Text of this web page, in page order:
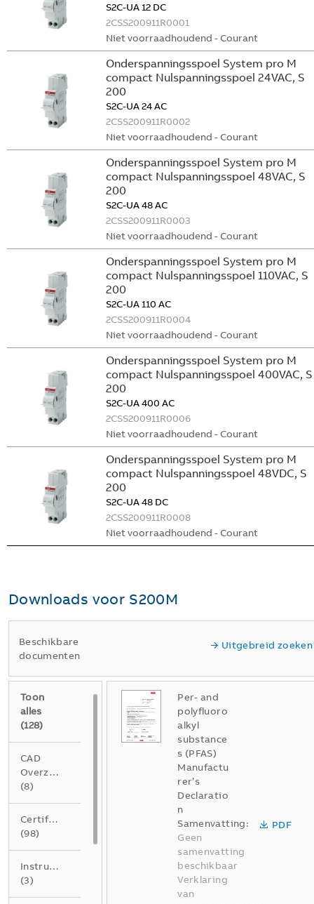
S2C-UA 12 DC
2CSS200911R0001
Niet voorraadhoudend - Courant
Onderspanningsspoel System pro M
compact Nulspanningsspoel 24VAC, S
200
S2C-UA 24 AC
2CSS200911R0002
Niet voorraadhoudend - Courant
Onderspanningsspoel System pro M
compact Nulspanningsspoel 48VAC, S
200
S2C-UA 48 AC
2CSS200911R0003
Niet voorraadhoudend - Courant
Onderspanningsspoel System pro M
compact Nulspanningsspoel 110VAC, S
200
S2C-UA 110 AC
2CSS200911R0004
Niet voorraadhoudend - Courant
Onderspanningsspoel System pro M
compact Nulspanningsspoel 400VAC, S
200
S2C-UA 400 AC
2CSS200911R0006
Niet voorraadhoudend - Courant
Onderspanningsspoel System pro M
compact Nulspanningsspoel 48VDC, S
200
S2C-UA 48 DC
2CSS200911R0008
Niet voorraadhoudend - Courant
Downloads voor S200M
Beschikbare
documenten
Uitgebreid zoeken
Toon
alles
(128)
CAD
Overzichtstekening
(8)
Certificaat
(98)
Instructie
(3)
Per- and
polyfluoro
alkyl
substance
s (PFAS)
Manufactu
rer’s
Declaratio
n
Samenvatting:
Geen
samenvatting
beschikbaar
Verklaring
van
PDF